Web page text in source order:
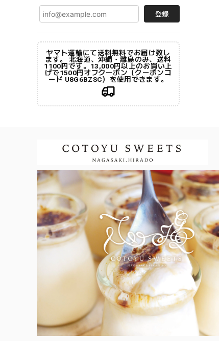
登録
ヤマト運輸にて送料無料でお届け致し
ます。 北海道、沖縄・離島のみ、送料
1100円です。13,000円以上のお買い上
げで1500円オフクーポン（クーポンコ
ード U8G6BZSC）を使用できます。